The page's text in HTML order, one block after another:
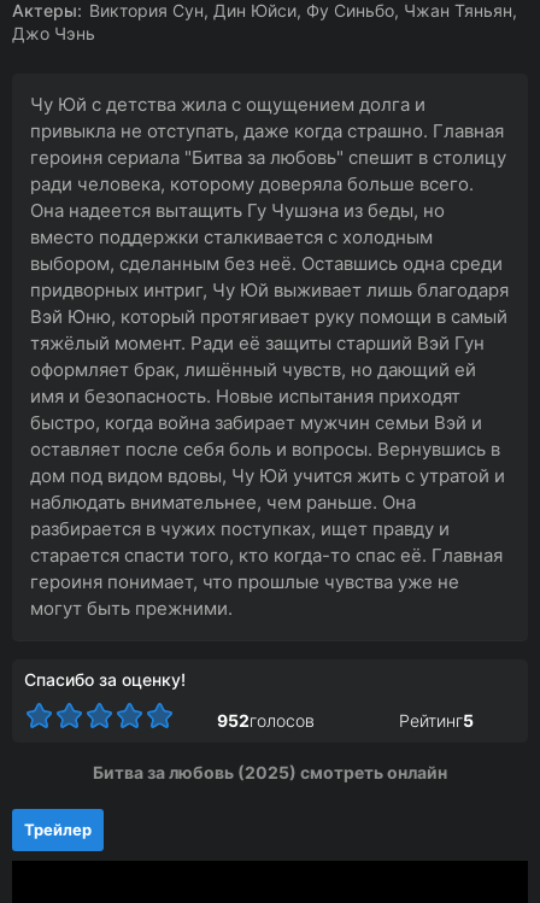
Актеры: Виктория Сун, Дин Юйси, Фу Синьбо, Чжан Тяньян,
Джо Чэнь
Чу Юй с детства жила с ощущением долга и
привыкла не отступать, даже когда страшно. Главная
героиня сериала "Битва за любовь" спешит в столицу
ради человека, которому доверяла больше всего.
Она надеется вытащить Гу Чушэна из беды, но
вместо поддержки сталкивается с холодным
выбором, сделанным без неё. Оставшись одна среди
придворных интриг, Чу Юй выживает лишь благодаря
Вэй Юню, который протягивает руку помощи в самый
тяжёлый момент. Ради её защиты старший Вэй Гун
оформляет брак, лишённый чувств, но дающий ей
имя и безопасность. Новые испытания приходят
быстро, когда война забирает мужчин семьи Вэй и
оставляет после себя боль и вопросы. Вернувшись в
дом под видом вдовы, Чу Юй учится жить с утратой и
наблюдать внимательнее, чем раньше. Она
разбирается в чужих поступках, ищет правду и
старается спасти того, кто когда-то спас её. Главная
героиня понимает, что прошлые чувства уже не
могут быть прежними.
Спасибо за оценку!
952голосов Рейтинг5
Битва за любовь (2025) смотреть онлайн
Трейлер